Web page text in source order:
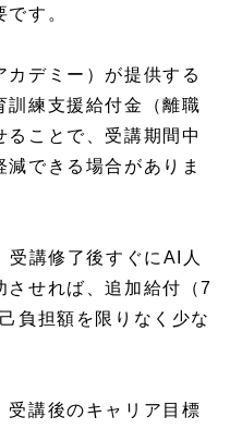
す。
カデミー）が提供する
訓練支援給付金（離職
ことで、受講期間中
できる場合がありま
受講修了後すぐにAI人
させれば、追加給付（7
負担額を限りなく少な
受講後のキャリア目標